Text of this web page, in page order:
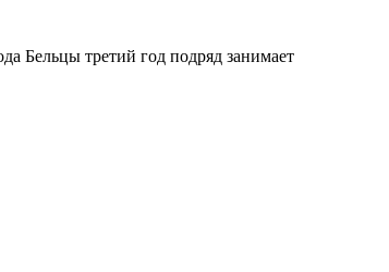
Бельцы третий год подряд занимает